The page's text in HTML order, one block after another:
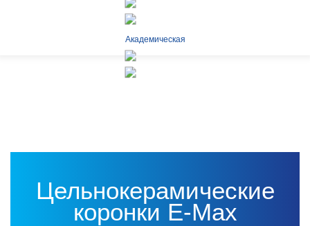
Skip to main contentАкадемическая
Цельнокерамические
коронки E-Max